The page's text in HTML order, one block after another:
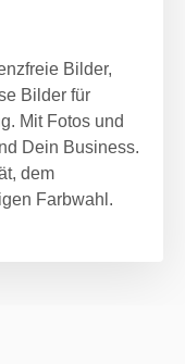
Bilder,
Bilder für
Mit Fotos und
Dein Business.
dem
Farbwahl.